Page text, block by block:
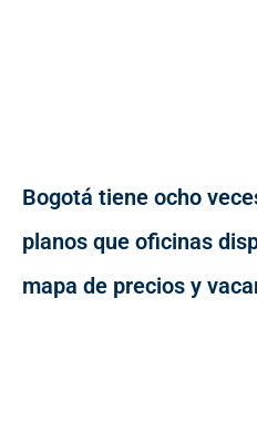
Bogotá tiene ocho
planos que oficinas
mapa de precios y